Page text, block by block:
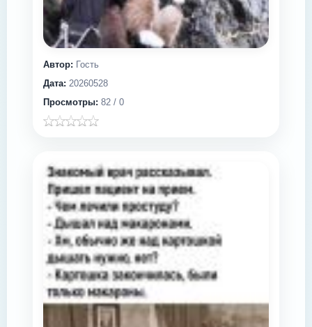
Автор: Гость
Дата: 20260528
Просмотры: 82 / 0